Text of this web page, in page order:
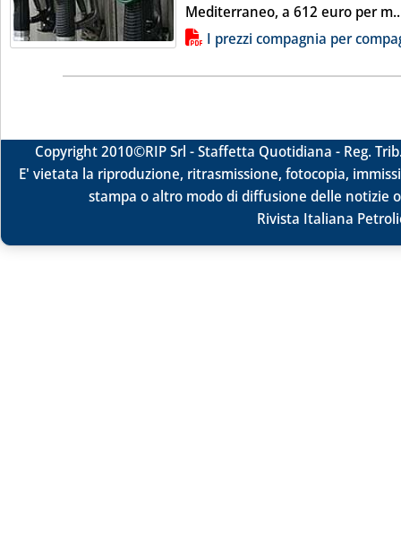
Mediterraneo, a 612 euro per
Lista allegati PDF alla notiziaI prezzi compagnia per
Copyright 2010©RIP Srl -Staffetta Quotidiana - Reg.
E' vietata la riproduzione, ritrasmissione, fotocopia,
stampa o altro modo di diffusione delle notizie
Rivista Italiana